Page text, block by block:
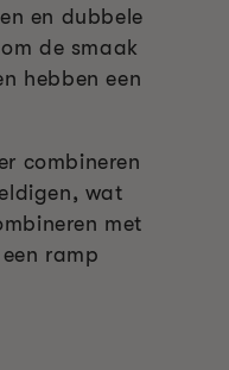
en dubbele
om de smaak
hebben een
combineren
wat
met
ramp